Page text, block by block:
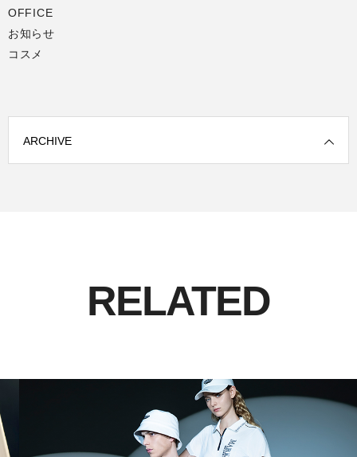
OFFICE
お知らせ
コスメ
ARCHIVE
RELATED